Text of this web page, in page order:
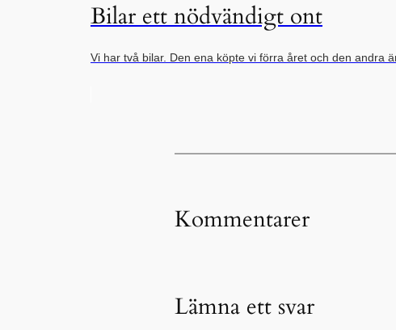
Bilar ett nödvändigt ont
Vi har två bilar. Den ena köpte vi förra året och den andra
Kommentarer
Lämna ett svar